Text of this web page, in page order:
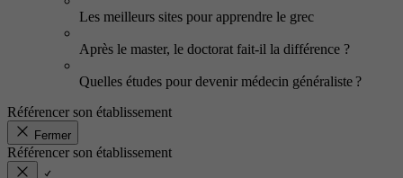
Les meilleurs sites pour apprendre le grec
Après le master, le doctorat fait-il la différence ?
Quelles études pour devenir médecin généraliste ?
Référencer son établissement
Fermer
Référencer son établissement